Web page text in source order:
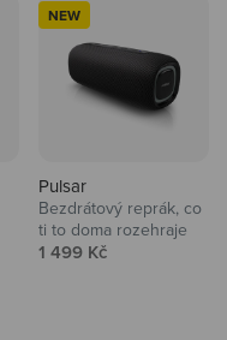
NEW
Pulsar
Bezdrátový reprák, co
ti to doma rozehraje
Prodejní cena
1 499 Kč